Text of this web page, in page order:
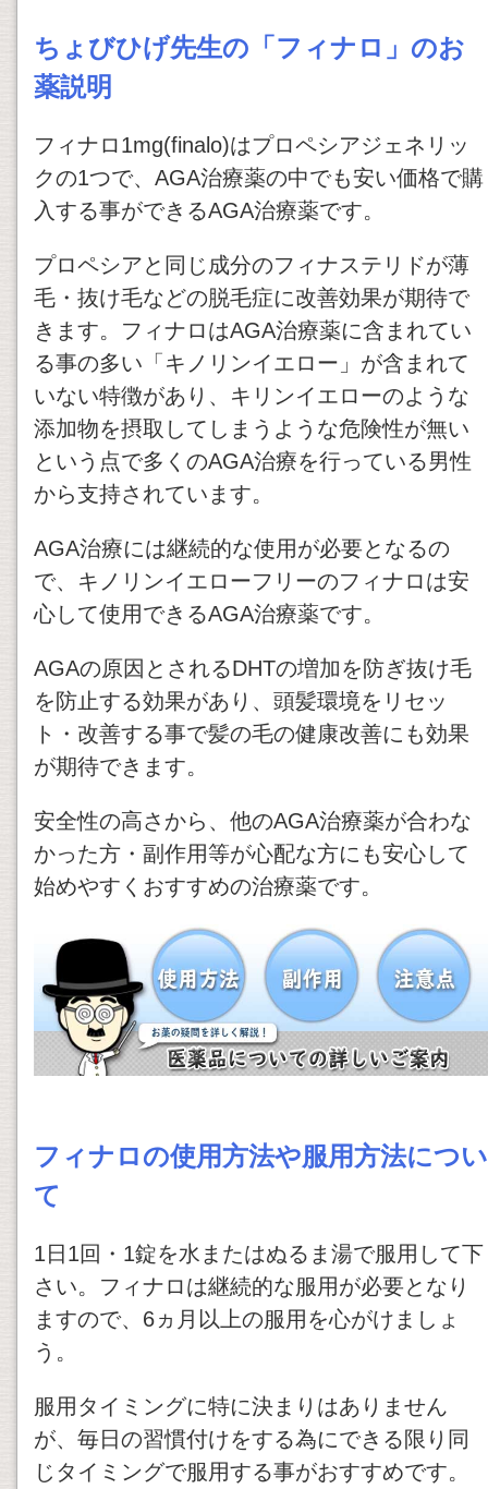
ちょびひげ先生の「フィナロ」のお
薬説明
フィナロ1mg(finalo)はプロペシアジェネリッ
クの1つで、AGA治療薬の中でも安い価格で購
入する事ができるAGA治療薬です。
プロペシアと同じ成分のフィナステリドが薄
毛・抜け毛などの脱毛症に改善効果が期待で
きます。フィナロはAGA治療薬に含まれてい
る事の多い「キノリンイエロー」が含まれて
いない特徴があり、キリンイエローのような
添加物を摂取してしまうような危険性が無い
という点で多くのAGA治療を行っている男性
から支持されています。
AGA治療には継続的な使用が必要となるの
で、キノリンイエローフリーのフィナロは安
心して使用できるAGA治療薬です。
AGAの原因とされるDHTの増加を防ぎ抜け毛
を防止する効果があり、頭髪環境をリセッ
ト・改善する事で髪の毛の健康改善にも効果
が期待できます。
安全性の高さから、他のAGA治療薬が合わな
かった方・副作用等が心配な方にも安心して
始めやすくおすすめの治療薬です。
フィナロの使用方法や服用方法につい
て
1日1回・1錠を水またはぬるま湯で服用して下
さい。フィナロは継続的な服用が必要となり
ますので、6ヵ月以上の服用を心がけましょ
う。
服用タイミングに特に決まりはありません
が、毎日の習慣付けをする為にできる限り同
じタイミングで服用する事がおすすめです。